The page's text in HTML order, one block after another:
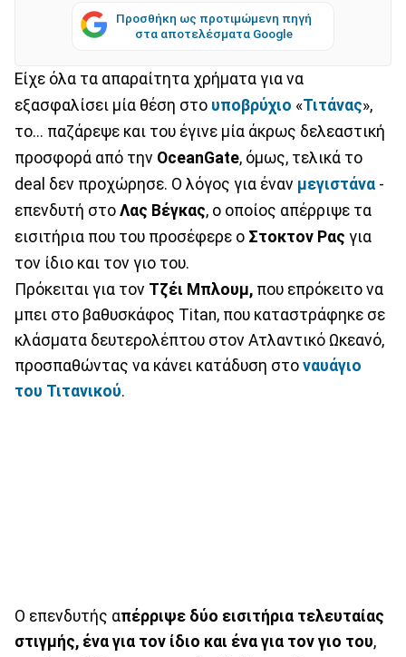
Προσθήκη ως προτιμώμενη πηγή
στα αποτελέσματα Google
Είχε όλα τα απαραίτητα χρήματα για να
εξασφαλίσει μία θέση στο υποβρύχιο «Τιτάνας»,
το... παζάρεψε και του έγινε μία άκρως δελεαστική
προσφορά από την OceanGate, όμως, τελικά το
deal δεν προχώρησε. Ο λόγος για έναν μεγιστάνα -
επενδυτή στο Λας Βέγκας, ο οποίος απέρριψε τα
εισιτήρια που του προσέφερε ο Στοκτον Ρας για
τον ίδιο και τον γιο του.
Πρόκειται για τον Τζέι Μπλουμ, που επρόκειτο να
μπει στο βαθυσκάφος Titan, που καταστράφηκε σε
κλάσματα δευτερολέπτου στον Ατλαντικό Ωκεανό,
προσπαθώντας να κάνει κατάδυση στο ναυάγιο
του Τιτανικού.
Ο επενδυτής απέρριψε δύο εισιτήρια τελευταίας
στιγμής, ένα για τον ίδιο και ένα για τον γιο του,